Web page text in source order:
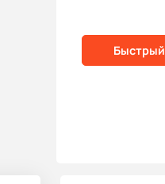
Быстрый